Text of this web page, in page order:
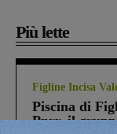
Più lette
Figline Incisa
Piscina di
Pnrr, il